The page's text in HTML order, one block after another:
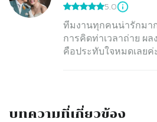
5.0
ทีมงานทุกคนน่ารักมาก
การคิดท่าเวลาถ่าย ผ
คือประทับใจหมดเลยค่
บทความที่เกี่ยวข้อง